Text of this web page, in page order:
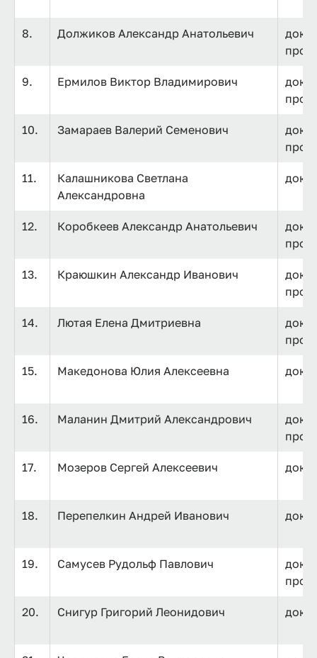
8. Должиков Александр Анатольевич
9. Ермилов Виктор Владимирович
10. Замараев Валерий Семенович
11.
Калашникова Светлана
Александровна
12. Коробкеев Александр Анатольевич
13. Краюшкин Александр Иванович
14. Лютая Елена Дмитриевна
15. Македонова Юлия Алексеевна
16. Маланин Дмитрий Александрович
17. Мозеров Сергей Алексеевич
18. Перепелкин Андрей Иванович
19. Самусев Рудольф Павлович
20. Снигур Григорий Леонидович